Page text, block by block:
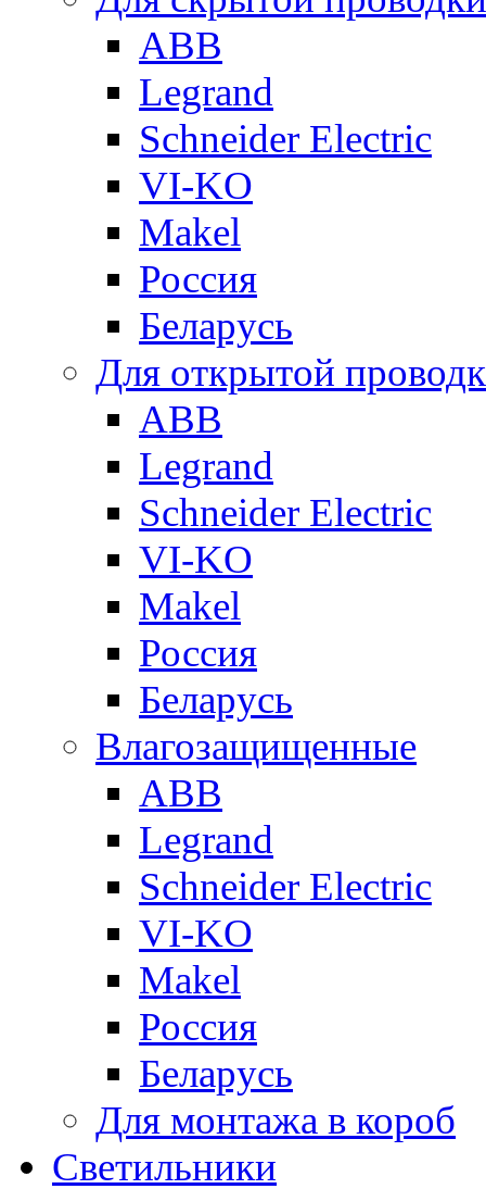
ABB
Legrand
Schneider Electric
VI-KO
Makel
Россия
Беларусь
Для открытой
ABB
Legrand
Schneider Electric
VI-KO
Makel
Россия
Беларусь
Влагозащищенные
ABB
Legrand
Schneider Electric
VI-KO
Makel
Россия
Беларусь
Для монтажа в короб
Светильники